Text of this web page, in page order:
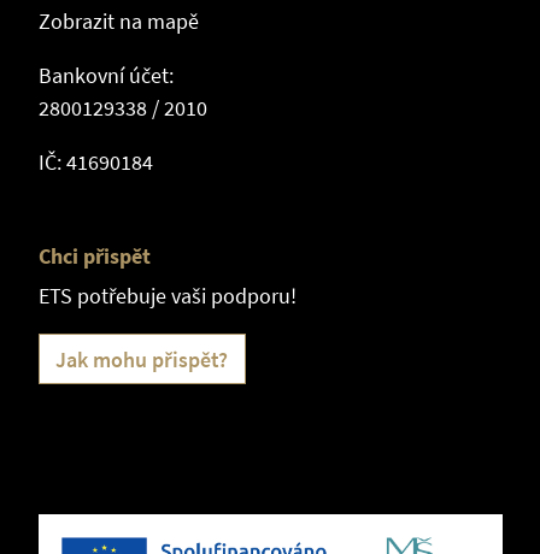
Zobrazit na mapě
Bankovní účet:
2800129338 / 2010
IČ: 41690184
Chci přispět
ETS potřebuje vaši podporu!
Jak mohu přispět?